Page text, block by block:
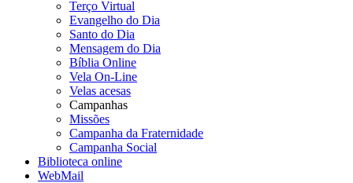
Terço Virtual
Evangelho do Dia
Santo do Dia
Mensagem do Dia
Bíblia Online
Vela On-Line
Velas acesas
Campanhas
Missões
Campanha da Fraternidade
Campanha Social
Biblioteca online
WebMail